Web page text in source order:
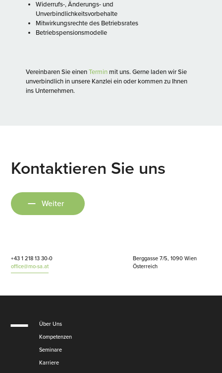
Widerrufs-, Änderungs- und
Unverbindlichkeitsvorbehalte
Mitwirkungsrechte des Betriebsrates
Betriebspensionsmodelle
Vereinbaren Sie einenTermin mit uns. Gerne laden wir Sie
unverbindlich in unsere Kanzlei ein oder kommen zu Ihnen
ins Unternehmen.
Kontaktieren Sie uns
Weiter
+43 1 218 13 30-0
office@mo-sa.at
Berggasse 7/5, 1090 Wien
Österreich
Über Uns
Kompetenzen
Seminare
Karriere